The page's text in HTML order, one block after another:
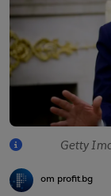
Getty
от profit.bg